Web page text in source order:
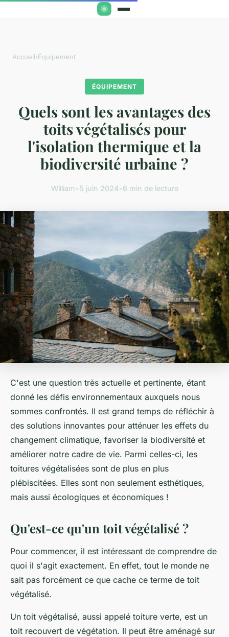
Accueil›Équipement
ÉQUIPEMENT
Quels sont les avantages des
toits végétalisés pour
l'isolation thermique et la
biodiversité urbaine ?
William•5 juin 2024•6 min de lecture
C'est une question très actuelle et pertinente, étant
donné les défis environnementaux auxquels nous
sommes confrontés. Il est grand temps de réfléchir à
des solutions innovantes pour atténuer les effets du
changement climatique, favoriser la biodiversité et
améliorer notre cadre de vie. Parmi celles-ci, les
toitures végétalisées sont de plus en plus
plébiscitées. Elles sont non seulement esthétiques,
mais aussi écologiques et économiques !
Qu'est-ce qu'un toit végétalisé ?
Pour commencer, il est intéressant de comprendre de
quoi il s'agit exactement. En effet, tout le monde ne
sait pas forcément ce que cache ce terme de toit
végétalisé.
Un toit végétalisé, aussi appelé toiture verte, est un
toit recouvert de végétation. Il peut être aménagé sur